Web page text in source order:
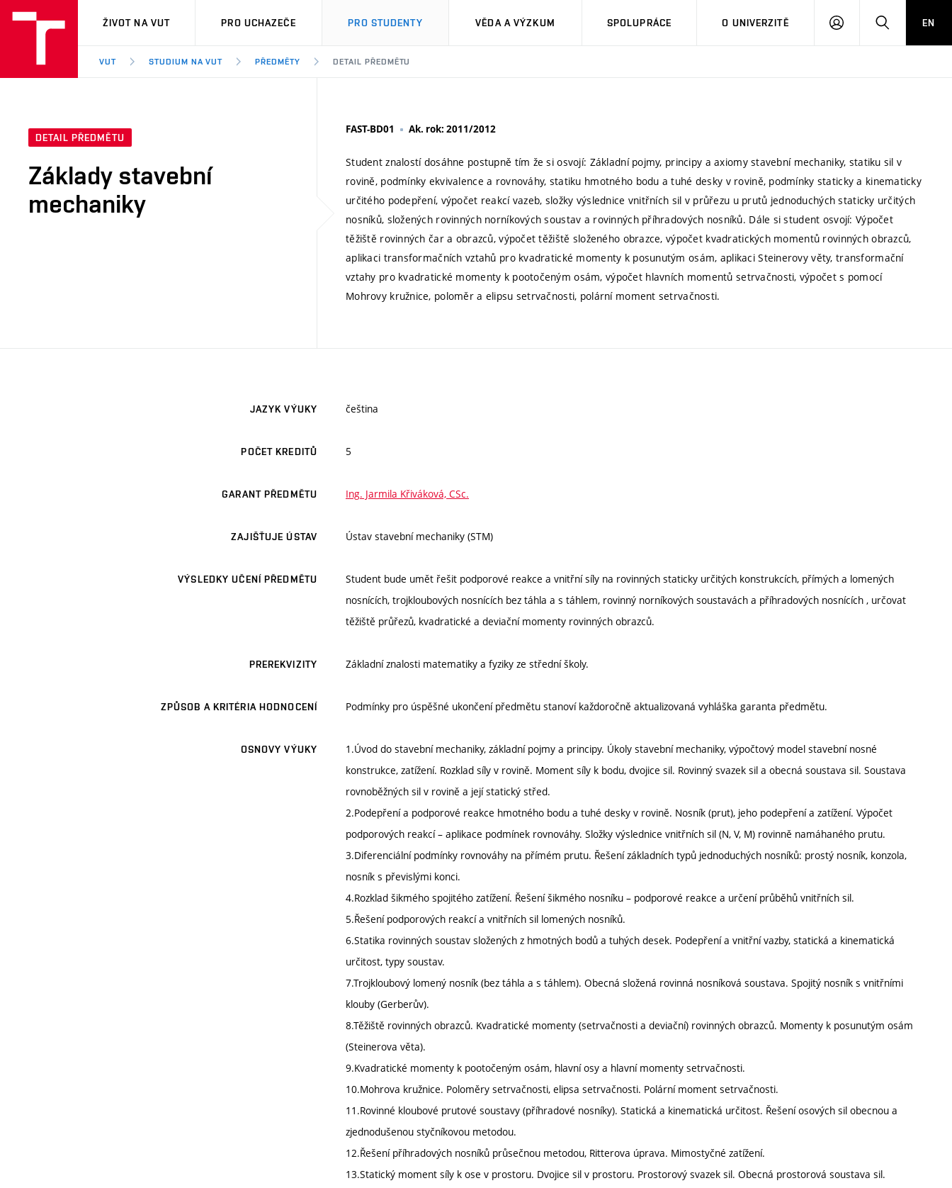
VUT
ŽIVOT NA VUT PRO UCHAZEČE PRO STUDENTY VĚDA A VÝZKUM SPOLUPRÁCE O UNIVERZITĚ
PŘIHLÁSIT HLEDATEN
VUT STUDIUM NA VUT PŘEDMĚTY DETAIL PŘEDMĚTU
DETAIL PŘEDMĚTU
Základy stavební
mechaniky
FAST-BD01 Ak. rok: 2011/2012
Student znalostí dosáhne postupně tím že si osvojí: Základní pojmy, principy a axiomy stavební mechaniky, statiku sil v
rovině, podmínky ekvivalence a rovnováhy, statiku hmotného bodu a tuhé desky v rovině, podmínky staticky a kinematicky
určitého podepření, výpočet reakcí vazeb, složky výslednice vnitřních sil v průřezu u prutů jednoduchých staticky určitých
nosníků, složených rovinných norníkových soustav a rovinných příhradových nosníků. Dále si student osvojí: Výpočet
těžiště rovinných čar a obrazců, výpočet těžiště složeného obrazce, výpočet kvadratických momentů rovinných obrazců,
aplikaci transformačních vztahů pro kvadratické momenty k posunutým osám, aplikaci Steinerovy věty, transformační
vztahy pro kvadratické momenty k pootočeným osám, výpočet hlavních momentů setrvačnosti, výpočet s pomocí
Mohrovy kružnice, poloměr a elipsu setrvačnosti, polární moment setrvačnosti.
JAZYK VÝUKY čeština
POČET KREDITŮ 5
GARANT PŘEDMĚTU Ing. Jarmila Křiváková, CSc.
ZAJIŠŤUJE ÚSTAV Ústav stavební mechaniky (STM)
VÝSLEDKY UČENÍ PŘEDMĚTU
Student bude umět řešit podporové reakce a vnitřní síly na rovinných staticky určitých konstrukcích, přímých a lomených
nosnících, trojkloubových nosnících bez táhla a s táhlem, rovinný norníkových soustavách a příhradových nosnících , určovat
těžiště průřezů, kvadratické a deviační momenty rovinných obrazců.
PREREKVIZITY Základní znalosti matematiky a fyziky ze střední školy.
ZPŮSOB A KRITÉRIA HODNOCENÍ Podmínky pro úspěšné ukončení předmětu stanoví každoročně aktualizovaná vyhláška garanta předmětu.
OSNOVY VÝUKY
1.Úvod do stavební mechaniky, základní pojmy a principy. Úkoly stavební mechaniky, výpočtový model stavební nosné
konstrukce, zatížení. Rozklad síly v rovině. Moment síly k bodu, dvojice sil. Rovinný svazek sil a obecná soustava sil. Soustava
rovnoběžných sil v rovině a její statický střed.
2.Podepření a podporové reakce hmotného bodu a tuhé desky v rovině. Nosník (prut), jeho podepření a zatížení. Výpočet
podporových reakcí – aplikace podmínek rovnováhy. Složky výslednice vnitřních sil (N, V, M) rovinně namáhaného prutu.
3.Diferenciální podmínky rovnováhy na přímém prutu. Řešení základních typů jednoduchých nosníků: prostý nosník, konzola,
nosník s převislými konci.
4.Rozklad šikmého spojitého zatížení. Řešení šikmého nosníku – podporové reakce a určení průběhů vnitřních sil.
5.Řešení podporových reakcí a vnitřních sil lomených nosníků.
6.Statika rovinných soustav složených z hmotných bodů a tuhých desek. Podepření a vnitřní vazby, statická a kinematická
určitost, typy soustav.
7.Trojkloubový lomený nosník (bez táhla a s táhlem). Obecná složená rovinná nosníková soustava. Spojitý nosník s vnitřními
klouby (Gerberův).
8.Těžiště rovinných obrazců. Kvadratické momenty (setrvačnosti a deviační) rovinných obrazců. Momenty k posunutým osám
(Steinerova věta).
9.Kvadratické momenty k pootočeným osám, hlavní osy a hlavní momenty setrvačnosti.
10.Mohrova kružnice. Poloměry setrvačnosti, elipsa setrvačnosti. Polární moment setrvačnosti.
11.Rovinné kloubové prutové soustavy (příhradové nosníky). Statická a kinematická určitost. Řešení osových sil obecnou a
zjednodušenou styčníkovou metodou.
12.Řešení příhradových nosníků průsečnou metodou, Ritterova úprava. Mimostyčné zatížení.
13.Statický moment síly k ose v prostoru. Dvojice sil v prostoru. Prostorový svazek sil. Obecná prostorová soustava sil.